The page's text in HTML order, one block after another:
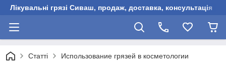
Лікувальні грязі Сиваш, продаж, доставка, консультація
Статті Использование грязей в косметологии